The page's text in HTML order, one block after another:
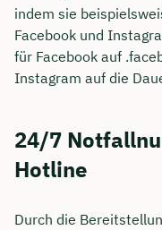
indem sie
Facebook und
für Facebook auf
Instagram auf die
24/7
Hotline
Durch die